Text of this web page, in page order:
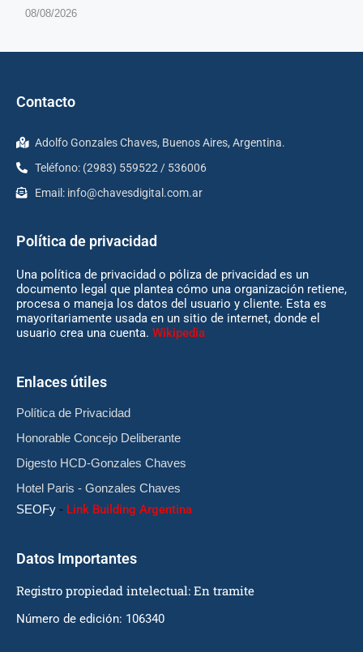
08/08/2026
Contacto
Adolfo Gonzales Chaves, Buenos Aires, Argentina.
Teléfono: (2983) 559522 / 536006
Email: info@chavesdigital.com.ar
Política de privacidad
Una política de privacidad o póliza de privacidad es un
documento legal que plantea cómo una organización retiene,
procesa o maneja los datos del usuario y cliente. Esta es
mayoritariamente usada en un sitio de internet, donde el
usuario crea una cuenta. Wikipedia
Enlaces útiles
Política de Privacidad
Honorable Concejo Deliberante
Digesto HCD-Gonzales Chaves
Hotel Paris - Gonzales Chaves
SEOFy - Link Building Argentina
Datos Importantes
Registro propiedad intelectual: En tramite
Número de edición: 106340